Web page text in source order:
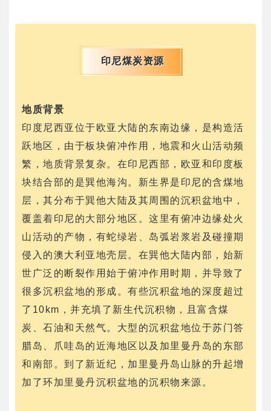
印尼煤炭资源
地质背景
印度尼西亚位于欧亚大陆的东南边缘，是构造活
跃地区，由于板块俯冲作用，地震和火山活动频
繁，地质背景复杂。在印尼西部，欧亚和印度板
块结合部的是巽他海沟。新生界是印尼的含煤地
层，其分布于巽他大陆及其周围的沉积盆地中，
覆盖着印尼的大部分地区。这里有俯冲边缘处火
山活动的产物，有蛇绿岩、岛弧岩浆岩及碰撞期
侵入的澳大利亚地壳层。在巽他大陆内部，始新
世广泛的断裂作用始于俯冲作用时期，并导致了
很多沉积盆地的形成。有些沉积盆地的深度超过
了10km，并充填了新生代沉积物，且富含煤
炭、石油和天然气。大型的沉积盆地位于苏门答
腊岛、爪哇岛的近海地区以及加里曼丹岛的东部
和南部。到了新近纪，加里曼丹岛山脉的升起增
加了环加里曼丹沉积盆地的沉积物来源。